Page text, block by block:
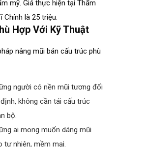
mỹ. Giá thực hiện tại Thẩm
Chính là 25 triệu.
Hợp Với Kỹ Thuật
nâng mũi bán cấu trúc phù
người có nền mũi tương đối
không cần tái cấu trúc
bộ.
ai mong muốn dáng mũi
tự nhiên, mềm mại.